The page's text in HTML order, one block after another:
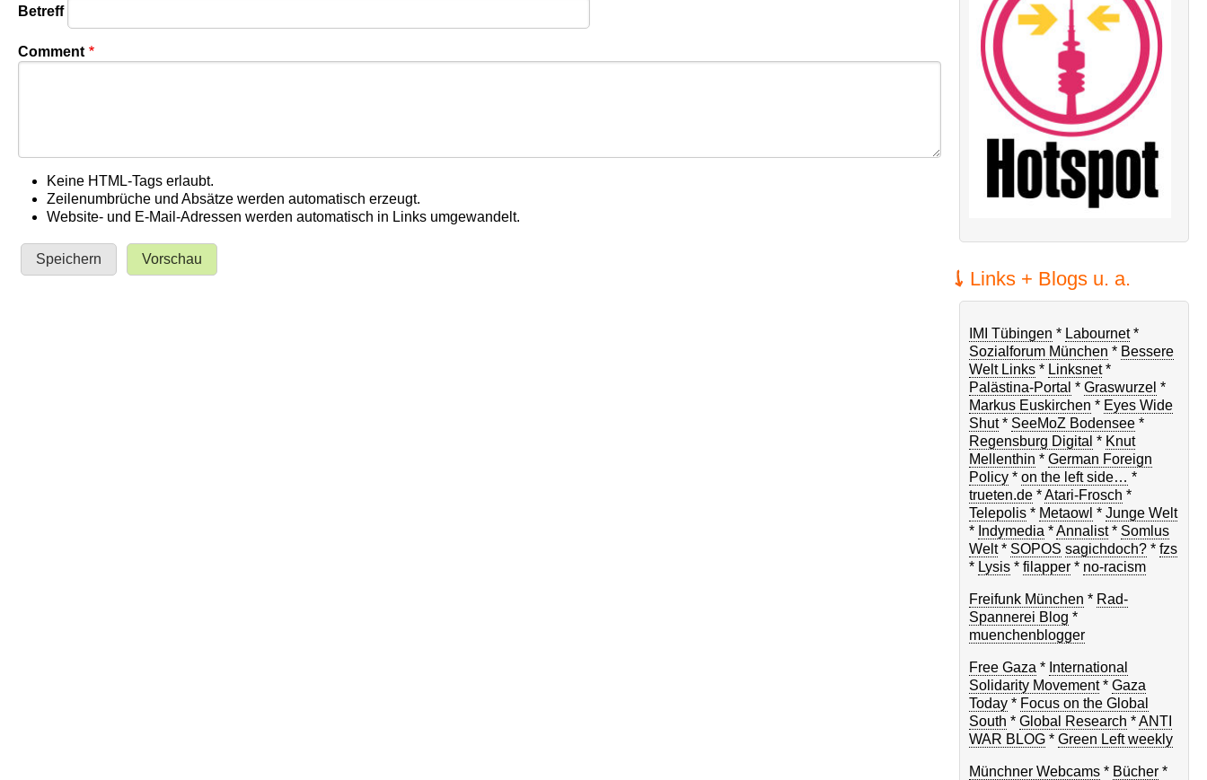
Betreff
Comment
Keine HTML-Tags erlaubt.
Zeilenumbrüche und Absätze werden automatisch erzeugt.
Website- und E-Mail-Adressen werden automatisch in Links umgewandelt.
Links + Blogs u. a.
IMI Tübingen * Labournet*
Sozialforum München * Bessere
Welt Links * Linksnet*
Palästina-Portal *Graswurzel *
Markus Euskirchen * Eyes Wide
Shut* SeeMoZ Bodensee *
Regensburg Digital * Knut
Mellenthin *German Foreign
Policy *on the left side… *
trueten.de *Atari-Frosch *
Telepolis * Metaowl *Junge Welt
* Indymedia *Annalist* Somlus
Welt* SOPOS sagichdoch? *fzs
* Lysis *filapper * no-racism
Freifunk München * Rad-
Spannerei Blog *
muenchenblogger
Free Gaza * International
Solidarity Movement*Gaza
Today * Focus on the Global
South *Global Research *ANTI
WAR BLOG *Green Left weekly
Münchner Webcams * Bücher *